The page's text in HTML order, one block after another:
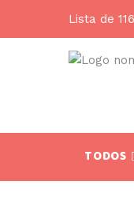
Lista de
TODOS